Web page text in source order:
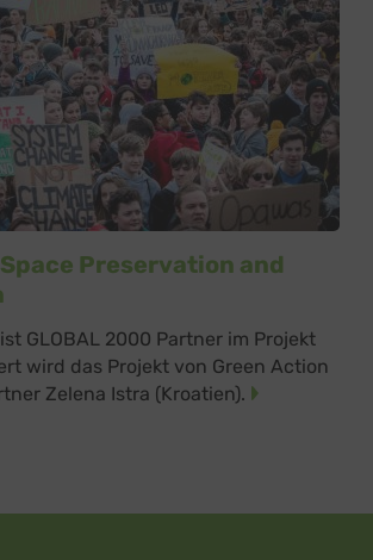
Space Preservation and
GLOBAL 2000 Partner im Projekt
wird das Projekt von Green Action
Zelena Istra (Kroatien).